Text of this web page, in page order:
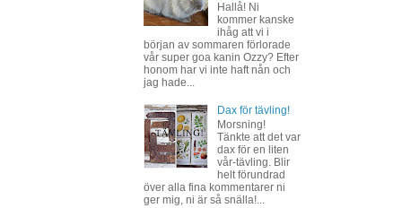
Hallå! Ni
kommer kanske
ihåg att vi i
början av sommaren förlorade
vår super goa kanin Ozzy? Efter
honom har vi inte haft nån och
jag hade...
Dax för tävling!
Morsning!
Tänkte att det var
dax för en liten
vår-tävling. Blir
helt förundrad
över alla fina kommentarer ni
ger mig, ni är så snälla!...